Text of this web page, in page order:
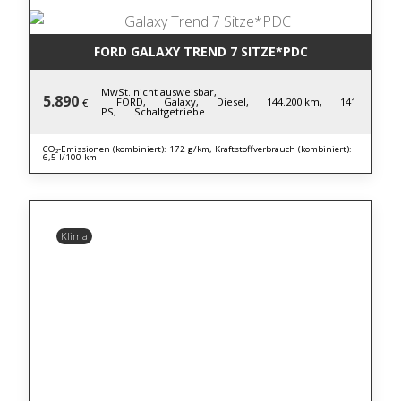
FORD GALAXY TREND 7 SITZE*PDC
5.890 €
MwSt. nicht ausweisbar,
FORD, Galaxy, Diesel, 144.200 km, 141
PS, Schaltgetriebe
CO₂-Emissionen (kombiniert): 172 g/km, Kraftstoffverbrauch (kombiniert):
6,5 l/100 km
Klima